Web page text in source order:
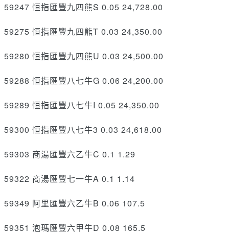
59247 恒指匯豐九四熊S 0.05 24,728.00
59275 恒指匯豐九四熊T 0.03 24,350.00
59280 恒指匯豐九四熊U 0.03 24,500.00
59288 恒指匯豐八七牛G 0.06 24,200.00
59289 恒指匯豐八七牛I 0.05 24,350.00
59300 恒指匯豐八七牛3 0.03 24,618.00
59303 商湯匯豐六乙牛C 0.1 1.29
59322 商湯匯豐七一牛A 0.1 1.14
59349 阿里匯豐六乙牛B 0.06 107.5
59351 泡瑪匯豐六甲牛D 0.08 165.5